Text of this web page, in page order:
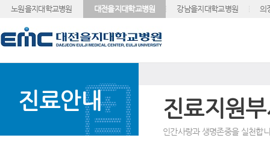
노원을지대학교병원 대전을지대학교병원 강남을지대학교병원 의
진료안내 진료지원
인간사랑과 생명존중을 실천합